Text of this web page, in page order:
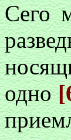
Сего
одно